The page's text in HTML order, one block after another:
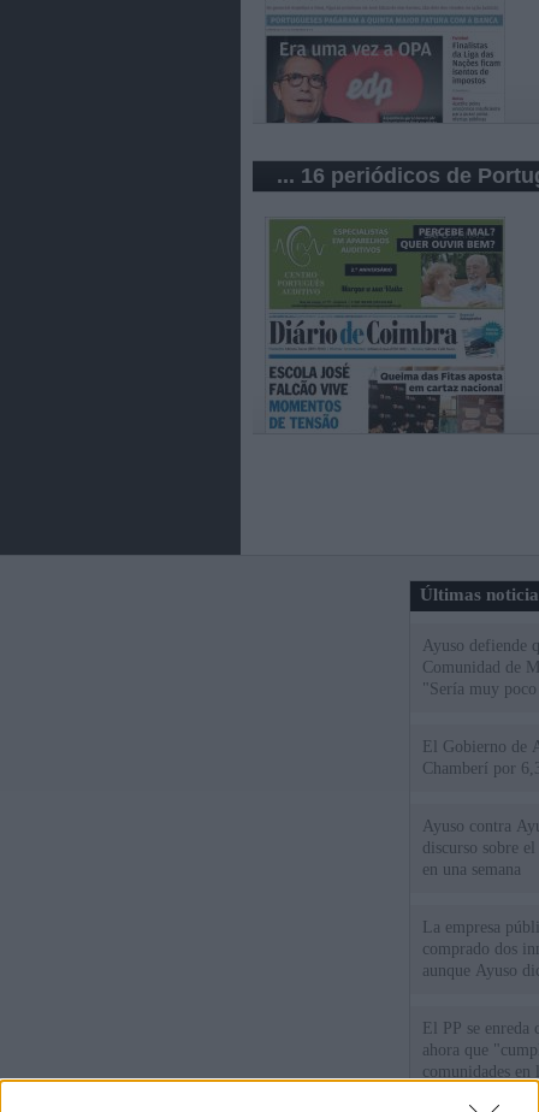
... 16 periódicos de
Últimas
Ayuso defiende
Comunidad de
"Sería muy
El Gobierno de
Chamberí por
Ayuso contra
discurso sobre
en una semana
La empresa
comprado dos
aunque Ayuso
El PP se
ahora que
comunidades en